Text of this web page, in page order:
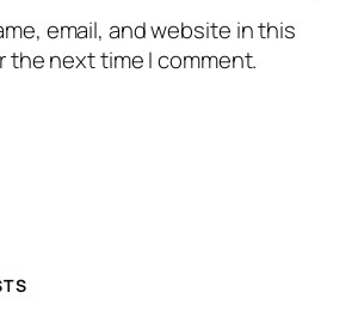
email, and website in this
the next time I comment.